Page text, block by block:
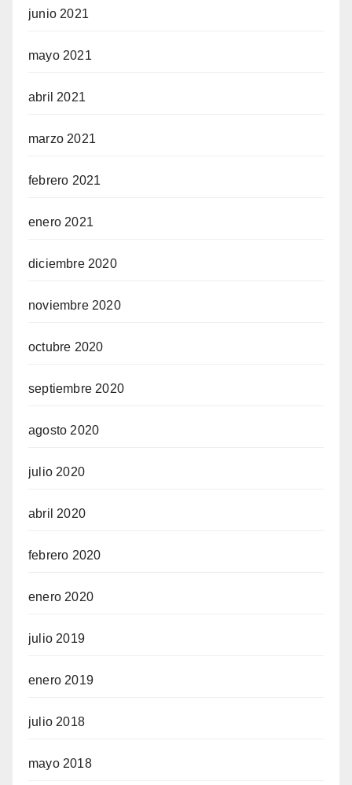
junio 2021
mayo 2021
abril 2021
marzo 2021
febrero 2021
enero 2021
diciembre 2020
noviembre 2020
octubre 2020
septiembre 2020
agosto 2020
julio 2020
abril 2020
febrero 2020
enero 2020
julio 2019
enero 2019
julio 2018
mayo 2018